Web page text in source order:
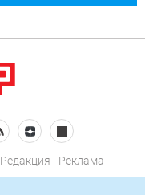
Редакция
Реклама